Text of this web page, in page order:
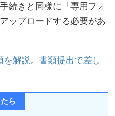
続きと同様に「専用フォ
ップロードする必要があ
解説。書類提出で差し
ら